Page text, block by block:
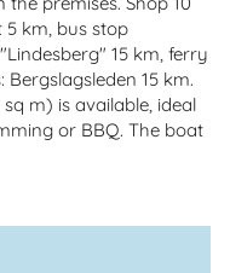
km, bus stop
15 km, ferry
15 km.
m) is available, ideal
or BBQ. The boat